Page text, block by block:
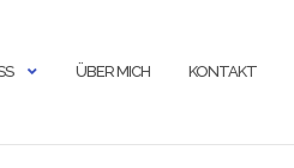
ÜBER MICH KONTAKT